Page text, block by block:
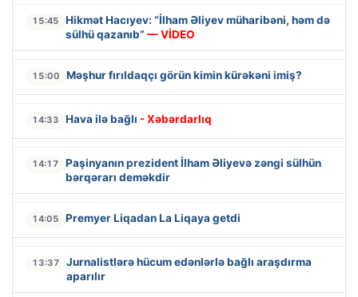
15:45
Hikmət Hacıyev: “İlham Əliyev müharibəni, həm də
sülhü qazanıb” — VİDEO
15:00 Məşhur fırıldaqçı görün kimin kürəkəni imiş?
14:33 Hava ilə bağlı - Xəbərdarlıq
14:17
Paşinyanın prezident İlham Əliyevə zəngi sülhün
bərqərarı deməkdir
14:05 Premyer Liqadan La Liqaya getdi
13:37
Jurnalistlərə hücum edənlərlə bağlı araşdırma
aparılır